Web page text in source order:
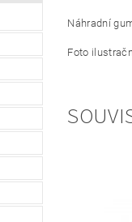
Náhradní
Foto